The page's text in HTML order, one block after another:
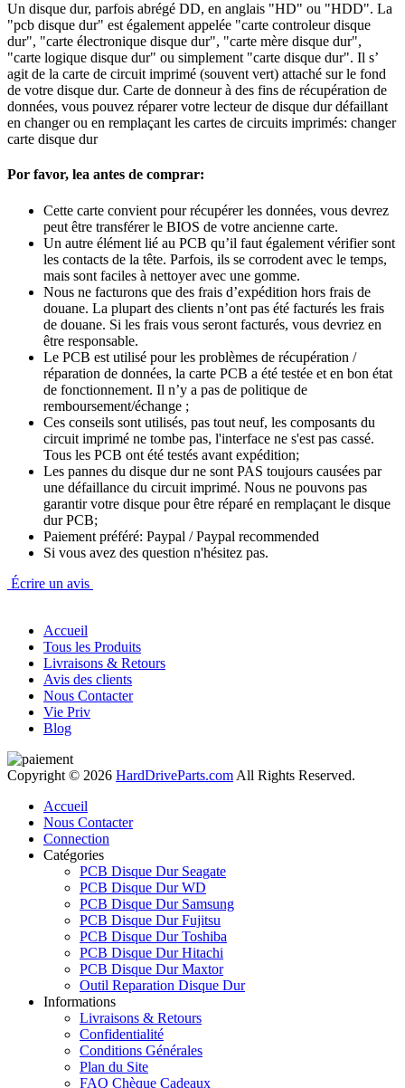
Un disque dur, parfois abrégé DD, en anglais "HD" ou "HDD". La
"pcb disque dur" est également appelée "carte controleur disque
dur", "carte électronique disque dur", "carte mère disque dur",
"carte logique disque dur" ou simplement "carte disque dur". Il s’
agit de la carte de circuit imprimé (souvent vert) attaché sur le fond
de votre disque dur. Carte de donneur à des fins de récupération de
données, vous pouvez réparer votre lecteur de disque dur défaillant
en changer ou en remplaçant les cartes de circuits imprimés: changer
carte disque dur
Por favor, lea antes de comprar:
Cette carte convient pour récupérer les données, vous devrez
peut être transférer le BIOS de votre ancienne carte.
Un autre élément lié au PCB qu’il faut également vérifier sont
les contacts de la tête. Parfois, ils se corrodent avec le temps,
mais sont faciles à nettoyer avec une gomme.
Nous ne facturons que des frais d’expédition hors frais de
douane. La plupart des clients n’ont pas été facturés les frais
de douane. Si les frais vous seront facturés, vous devriez en
être responsable.
Le PCB est utilisé pour les problèmes de récupération /
réparation de données, la carte PCB a été testée et en bon état
de fonctionnement. Il n’y a pas de politique de
remboursement/échange ;
Ces conseils sont utilisés, pas tout neuf, les composants du
circuit imprimé ne tombe pas, l'interface ne s'est pas cassé.
Tous les PCB ont été testés avant expédition;
Les pannes du disque dur ne sont PAS toujours causées par
une défaillance du circuit imprimé. Nous ne pouvons pas
garantir votre disque pour être réparé en remplaçant le disque
dur PCB;
Paiement préféré: Paypal / Paypal recommended
Si vous avez des question n'hésitez pas.
Écrire un avis
Accueil
Tous les Produits
Livraisons & Retours
Avis des clients
Nous Contacter
Vie Priv
Blog
Copyright © 2026 HardDriveParts.com All Rights Reserved.
Accueil
Nous Contacter
Connection
Catégories
PCB Disque Dur Seagate
PCB Disque Dur WD
PCB Disque Dur Samsung
PCB Disque Dur Fujitsu
PCB Disque Dur Toshiba
PCB Disque Dur Hitachi
PCB Disque Dur Maxtor
Outil Reparation Disque Dur
Informations
Livraisons & Retours
Confidentialité
Conditions Générales
Plan du Site
FAQ Chèque Cadeaux